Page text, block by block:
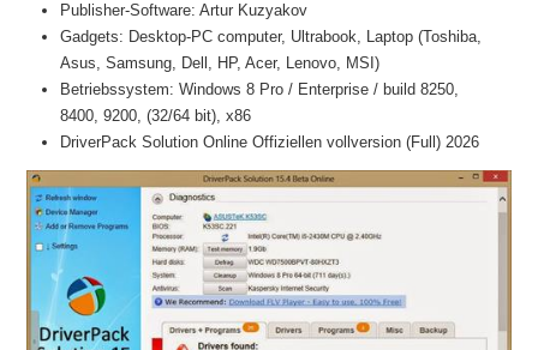
Publisher-Software: Artur Kuzyakov
Gadgets: Desktop-PC computer, Ultrabook, Laptop (Toshiba,
Asus, Samsung, Dell, HP, Acer, Lenovo, MSI)
Betriebssystem: Windows 8 Pro / Enterprise / build 8250,
8400, 9200, (32/64 bit), x86
DriverPack Solution Online Offiziellen vollversion (Full) 2026